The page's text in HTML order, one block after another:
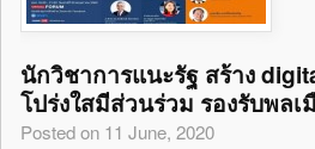
นักวิชาการแนะรัฐ สร้าง
โปร่งใสมีส่วนร่วม รองรับพลเ
Posted on 11 June, 2020